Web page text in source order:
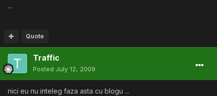
...
Quote
Traffic
Posted July 12, 2009
nici eu nu inteleg faza asta cu blogu ...